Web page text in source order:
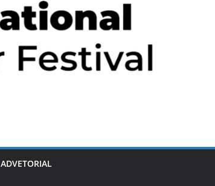
ADVETORIAL